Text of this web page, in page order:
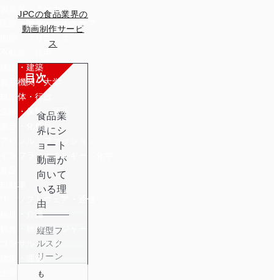
製造業・メーカー
医療・製薬・ヘルスケア
建設・建築
教育機関・大学
自治体・行政
金融・保険・証券
美容・化粧品
アパレル・ファッション
インフラ・エネルギー・化学
自動車
IT・ソフトウェア・通信
福祉・介護
観光・旅行・レジャー
コンサル・人材
物流・運送
JPCの食品業界の
動画制作サービ
ス
目次
食品業
界にシ
ョート
動画が
向いて
いる理
由
縦型フ
ルスク
リーン
がシズ
も